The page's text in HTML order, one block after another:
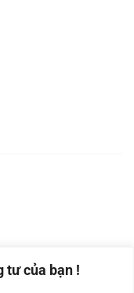
tư của bạn !